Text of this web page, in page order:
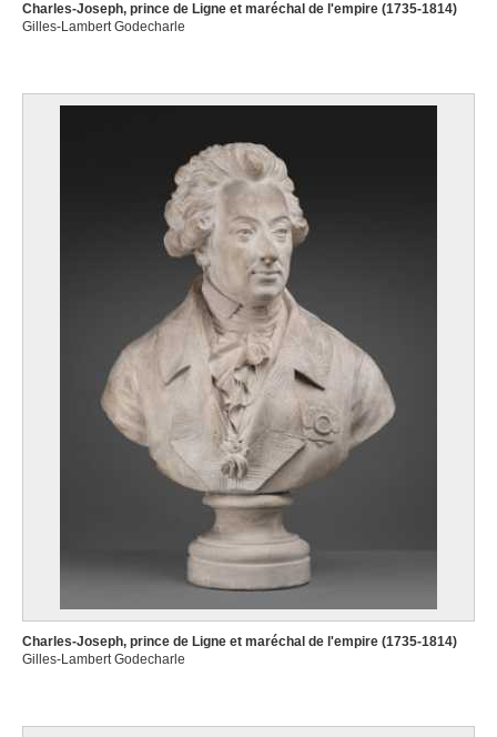
Charles-Joseph, prince de Ligne et maréchal de l'empire (1735-1814)
Gilles-Lambert Godecharle
Charles-Joseph, prince de Ligne et maréchal de l'empire (1735-1814)
Gilles-Lambert Godecharle